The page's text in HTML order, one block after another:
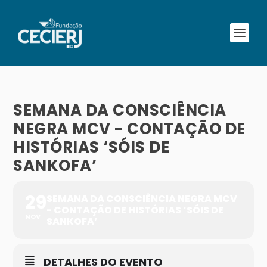
SEMANA DA CONSCIÊNCIA
NEGRA MCV - CONTAÇÃO DE
HISTÓRIAS ‘SÓIS DE
SANKOFA’
DETALHES DO EVENTO